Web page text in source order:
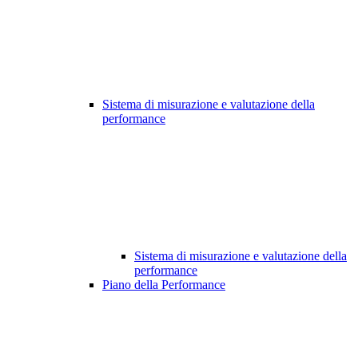
Sistema di misurazione e valutazione della
performance
Sistema di misurazione e valutazione della
performance
Piano della Performance